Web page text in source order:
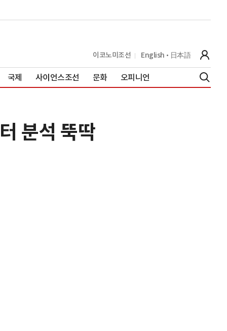
이코노미조선 English 日本語
국제 사이언스조선 문화 오피니언
분석 뚝딱